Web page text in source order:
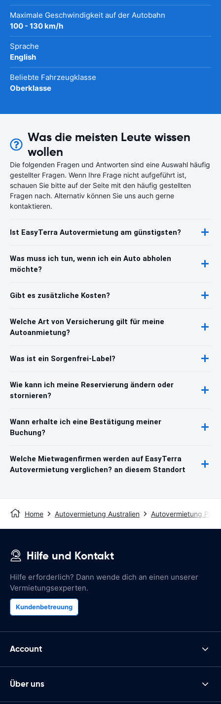
Maximale Geschwindigkeit auf der Autobahn
100 - 130 km/h
Sprache
English
Beliebte Fahrzeugklasse
Oberklasse
Was die meisten Leute wissen
wollen
Die folgenden Fragen und Antworten sind eine Auswahl häufig
gestellter Fragen. Wenn Ihre Frage nicht aufgeführt ist,
schauen Sie bitte auf der Seite mit den häufig gestellten
Fragen nach. Alternativ können Sie uns auch gerne
kontaktieren.
Ist EasyTerra Autovermietung am günstigsten?
Was muss ich tun, wenn ich ein Auto abholen
möchte?
Gibt es zusätzliche Kosten?
Welche Art von Versicherung gilt für meine
Autoanmietung?
Was ist ein Sorgenfrei-Label?
Wie kann ich meine Reservierung ändern oder
stornieren?
Wann erhalte ich eine Bestätigung meiner
Buchung?
Welche Mietwagenfirmen werden auf EasyTerra
Autovermietung verglichen? an diesem Standort
Home Autovermietung Australien Autovermietung
Hilfe und Kontakt
Hilfe erforderlich? Dann wende dich an einen unserer
Vermietungsexperten.
Kundenbetreuung
Account
Über uns